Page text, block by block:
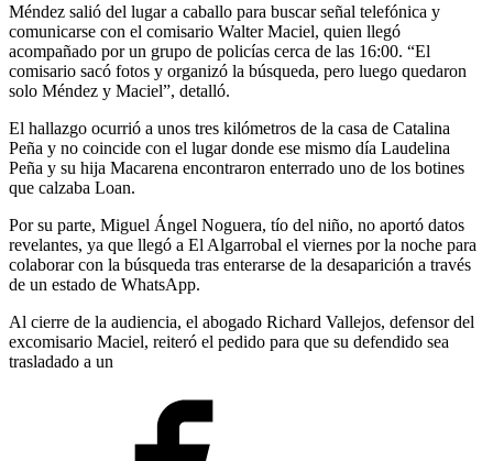
Méndez salió del lugar a caballo para buscar señal telefónica y
comunicarse con el comisario Walter Maciel, quien llegó
acompañado por un grupo de policías cerca de las 16:00. “El
comisario sacó fotos y organizó la búsqueda, pero luego quedaron
solo Méndez y Maciel”, detalló.
El hallazgo ocurrió a unos tres kilómetros de la casa de Catalina
Peña y no coincide con el lugar donde ese mismo día Laudelina
Peña y su hija Macarena encontraron enterrado uno de los botines
que calzaba Loan.
Por su parte, Miguel Ángel Noguera, tío del niño, no aportó datos
revelantes, ya que llegó a El Algarrobal el viernes por la noche para
colaborar con la búsqueda tras enterarse de la desaparición a través
de un estado de WhatsApp.
Al cierre de la audiencia, el abogado Richard Vallejos, defensor del
excomisario Maciel, reiteró el pedido para que su defendido sea
trasladado a un